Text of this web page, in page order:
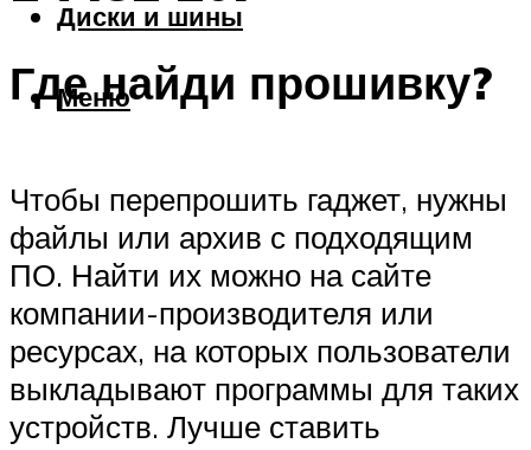
Диски и шины
Меню
Где найди прошивку?
Чтобы перепрошить гаджет, нужны
файлы или архив с подходящим
ПО. Найти их можно на сайте
компании-производителя или
ресурсах, на которых пользователи
выкладывают программы для таких
устройств. Лучше ставить